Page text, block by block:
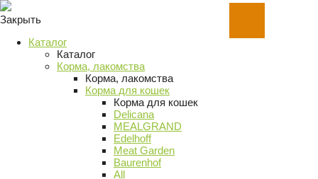
Закрыть
Каталог
Каталог
Корма, лакомства
Корма, лакомства
Корма для кошек
Корма для кошек
Delicana
MEALGRAND
Edelhoff
Meat Garden
Baurenhof
All